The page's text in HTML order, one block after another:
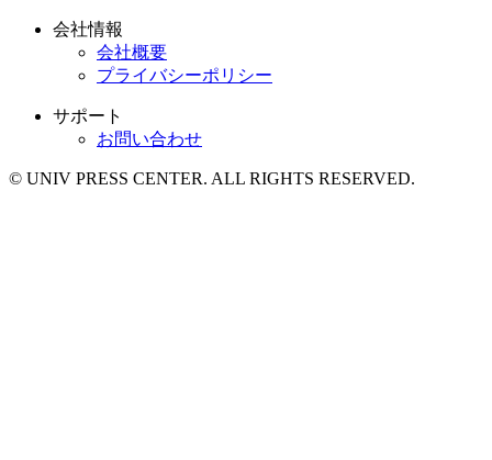
会社情報
会社概要
プライバシーポリシー
サポート
お問い合わせ
© UNIV PRESS CENTER. ALL RIGHTS RESERVED.